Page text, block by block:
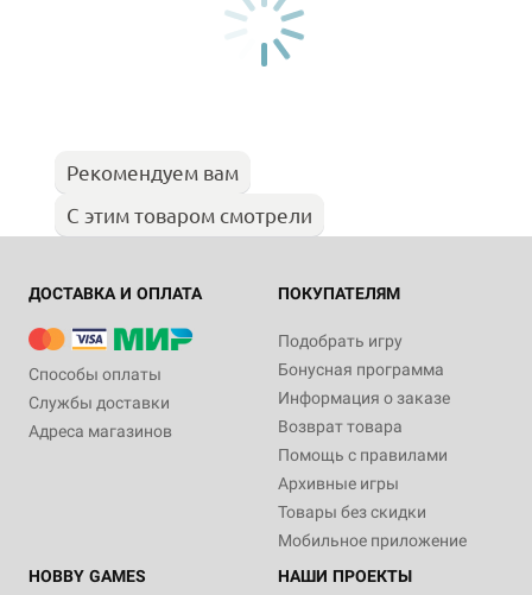
Рекомендуем вам
С этим товаром смотрели
ДОСТАВКА И ОПЛАТА
Способы оплаты
Службы доставки
Адреса магазинов
ПОКУПАТЕЛЯМ
Подобрать игру
Бонусная программа
Информация о заказе
Возврат товара
Помощь с правилами
Архивные игры
Товары без скидки
Мобильное приложение
HOBBY GAMES
НАШИ ПРОЕКТЫ